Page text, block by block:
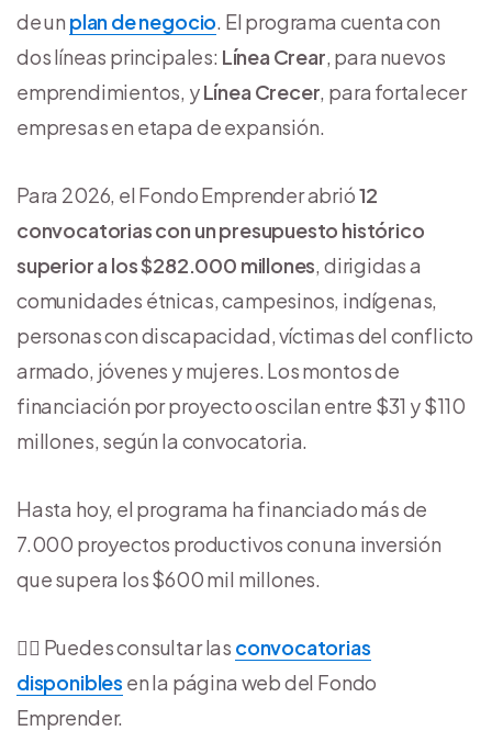
de un plan de negocio. El programa cuenta con
dos líneas principales: Línea Crear, para nuevos
emprendimientos, yLínea Crecer, para fortalecer
empresas en etapa de expansión.
Para 2026, el Fondo Emprender abrió12
convocatorias con un presupuesto histórico
superior a los $282.000 millones, dirigidas a
comunidades étnicas, campesinos, indígenas,
personas con discapacidad, víctimas del conflicto
armado, jóvenes y mujeres. Los montos de
financiación por proyecto oscilan entre $31 y $110
millones, según la convocatoria.
Hasta hoy, el programa ha financiado más de
7.000 proyectos productivos con una inversión
que supera los $600 mil millones.
👉🏻 Puedes consultar las convocatorias
disponibles en la página web del Fondo
Emprender.